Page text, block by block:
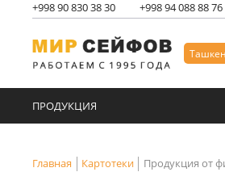
+99890 830 38 30 +99894 088 88 76
ПРОДУКЦИЯ
Главная Картотеки Продукция от